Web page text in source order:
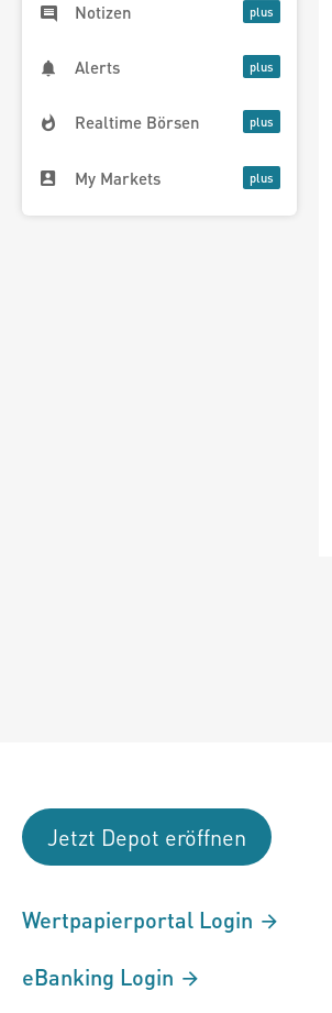
Notizen
Alerts
Realtime Börsen
My Markets
Jetzt Depot eröffnen
Wertpapierportal Login
eBanking Login